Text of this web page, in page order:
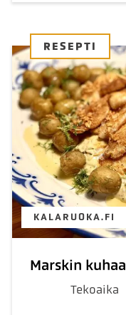
RESEPTI
KALARUOKA.FI
Marskin kuhaa
Tekoaika